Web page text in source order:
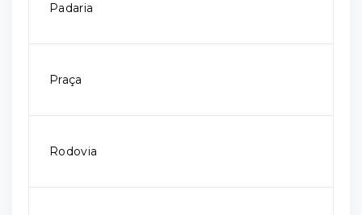
Padaria
Praça
Rodovia